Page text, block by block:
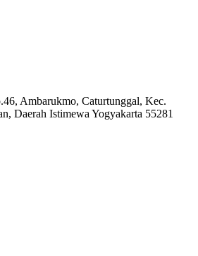
Ambarukmo, Caturtunggal, Kec.
Daerah Istimewa Yogyakarta 55281